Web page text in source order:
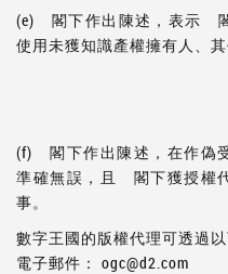
(e) 閣下作出陳述，表示
使用未獲知識產權擁有人、
(f) 閣下作出陳述，在作偽
準確無誤，且 閣下獲授權
事。
數字王國的版權代理可透過以
電子郵件： ogc@d2.com